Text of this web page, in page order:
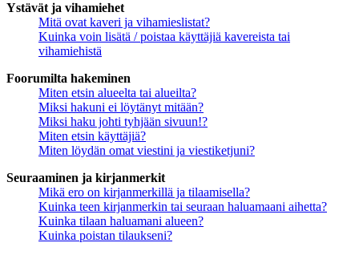
Ystävät ja vihamiehet
Mitä ovat kaveri ja vihamieslistat?
Kuinka voin lisätä / poistaa käyttäjiä kavereista tai
vihamiehistä
Foorumilta hakeminen
Miten etsin alueelta tai alueilta?
Miksi hakuni ei löytänyt mitään?
Miksi haku johti tyhjään sivuun!?
Miten etsin käyttäjiä?
Miten löydän omat viestini ja viestiketjuni?
Seuraaminen ja kirjanmerkit
Mikä ero on kirjanmerkillä ja tilaamisella?
Kuinka teen kirjanmerkin tai seuraan haluamaani aihetta?
Kuinka tilaan haluamani alueen?
Kuinka poistan tilaukseni?